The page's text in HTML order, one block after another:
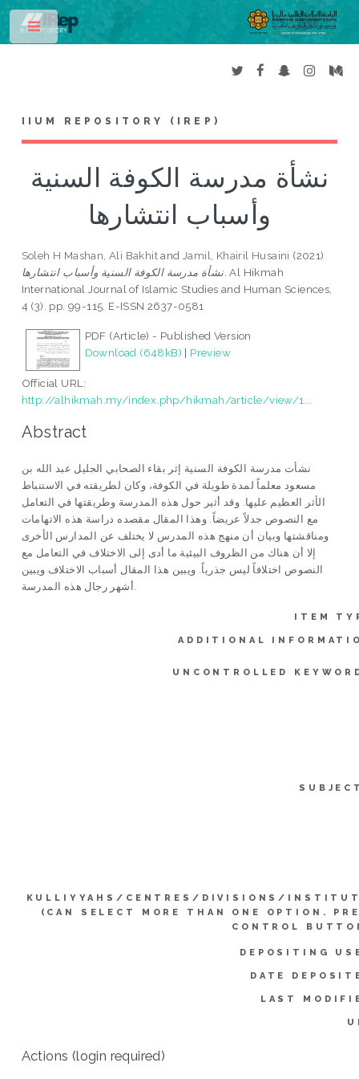
IIUM REPOSITORY (IREP)
نشأة مدرسة الكوفة السنية
وأسباب انتشارها
Soleh H Mashan, Ali Bakhitand Jamil, Khairil Husaini (2021)
نشأة مدرسة الكوفة السنية وأسباب انتشارها. Al Hikmah
International Journal of Islamic Studies and Human Sciences,
4 (3). pp. 99-115. E-ISSN 2637-0581
PDF (Article) - Published Version
Download (648kB) | Preview
Official URL:
http://alhikmah.my/index.php/hikmah/article/view/1...
Abstract
نشأت مدرسة الكوفة السنية إثر بقاء الصحابي الجليل عبد الله بن
مسعود معلماً لمدة طويلة في الكوفة، وكان لطريقته في الاستنباط
الأثر العظيم عليها. وقد أثير حول هذه المدرسة وطريقتها في التعامل
مع النصوص جدلاً عريضاً. وهذا المقال مقصده دراسة هذه الاتهامات
ومناقشتها وبيان أن منهج هذه المدرس لا يختلف عن المدارس الأخرى
إلا أن هناك من الظروف البيئية ما أدى إلى الاختلاف في التعامل مع
النصوص اختلافاً ليس جذرياً. ويبين هذا المقال أسباب الاختلاف ويبين
ITEM
ADDITIONAL
UNCONTROLLED
KULLIYYAHS/CENTRES/DIVISIONS/
(CAN SELECT MORE THAN ONE OPTION.
CONTROL
DEPOSITING
DATE
LAST
Actions (login required)
Toggle